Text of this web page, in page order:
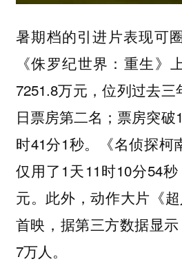
暑期档的引进片表现可
《侏罗纪世界：重生》
7251.8万元，位列过去
日票房第二名；票房突破
时41分1秒。《名侦探柯
仅用了1天11时10分54
元。此外，动作大片《
首映，据第三方数据显示
7万人。